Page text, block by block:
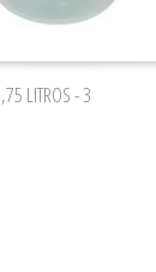
LITROS - 3